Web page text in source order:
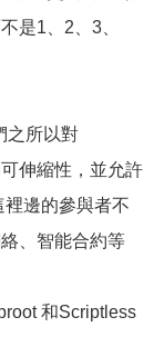
是1、2、3、
之所以對
伸縮性，並允許
裡邊的參與者不
、智能合約等
和Scriptless